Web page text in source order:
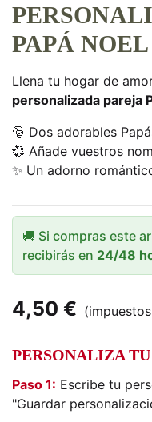
PAPÁ NOEL
Llena tu hogar de
personalizada pareja
🎅 Dos adorables
💞 Añade vuestros
✨ Un adorno
🚚 Si compras este
recibirás en 24/48
4,50 €
PERSONALIZA
Paso 1: Escribe tu
"Guardar